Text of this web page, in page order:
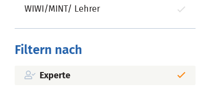
WIWI/MINT/ Lehrer
Filtern nach
Experte